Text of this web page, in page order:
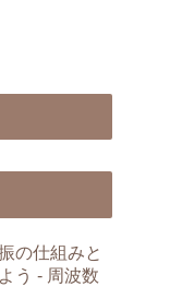
の仕組みと
う - 周波数